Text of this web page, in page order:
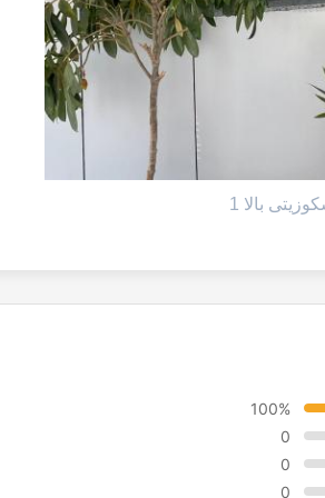
100%
0
0
0